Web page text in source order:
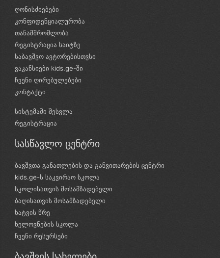
ღონისძიებები
კონფიდენციალურობა
თანამშრომლობა
რეგისტრაცია საიტზე
საბავშვო ავტორებისთვსი
ვაკანსიები kids.ge-ში
ჩვენი ღირებულებები
კონტაქტი
სისტემაში შესვლა
რეგისტრაცია
სასწავლო ცენტრი
ბავშვთა განათლების და განვითარების ცენტრი
kids.ge-ს საკვირაო სკოლა
სკოლისათვის მოსამზადებელი
ბაღისათვის მოსამზადებელი
ხატვის წრე
ხელოვნების სკოლა
ჩვენი რესურსები